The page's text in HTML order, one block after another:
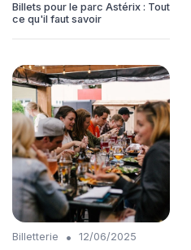
Billets pour le parc Astérix : Tout
ce qu'il faut savoir
Billetterie •
12/06/2025